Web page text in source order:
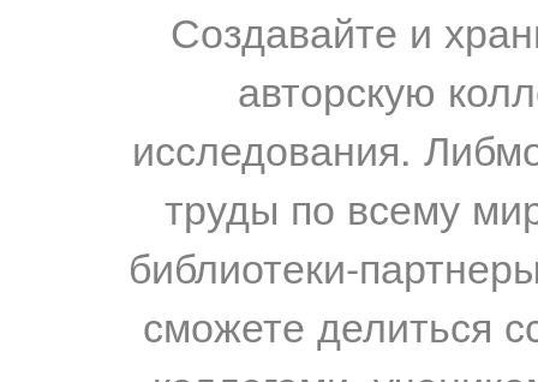
Создавайте и
авторскую
исследования.
труды по всему
библиотеки-
сможете делиться